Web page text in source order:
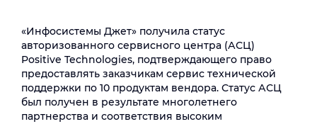
«Инфосистемы Джет» получила статус
авторизованного сервисного центра (АСЦ)
Positive Technologies, подтверждающего право
предоставлять заказчикам сервис технической
поддержки по 10 продуктам вендора. Статус АСЦ
был получен в результате многолетнего
партнерства и соответствия высоким